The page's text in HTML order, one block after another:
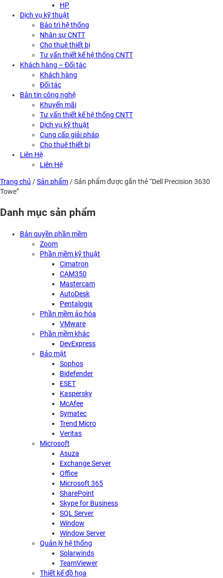
HP
Dịch vụ kỹ thuật
Bảo trì hệ thống
Nhân sự CNTT
Cho thuê thiết bị
Tư vấn thiết kế hệ thống CNTT
Khách hàng – Đối tác
Khách hàng
Đối tác
Bản tin công nghệ
Khuyến mãi
Tư vấn thiết kế hệ thống CNTT
Dịch vụ kỹ thuật
Cung cấp giải pháp
Cho thuê thiết bị
Liên Hệ
Liên Hệ
Trang chủ /Sản phẩm / Sản phẩm được gắn thẻ “Dell Precision 3630
Towe”
Danh mục sản phẩm
Bản quyền phần mềm
Zoom
Phần mềm kỹ thuật
Cimatron
CAM350
Mastercam
AutoDesk
Pentalogix
Phần mềm ảo hóa
VMware
Phần mềm khác
DevExpress
Bảo mật
Sophos
Bidefender
ESET
Kaspersky
McAfee
Symatec
Trend Micro
Veritas
Microsoft
Asuza
Exchange Server
Office
Microsoft 365
SharePoint
Skype for Business
SQL Server
Window
Window Server
Quản lý hệ thống
Solarwinds
TeamViewer
Thiết kế đồ họa